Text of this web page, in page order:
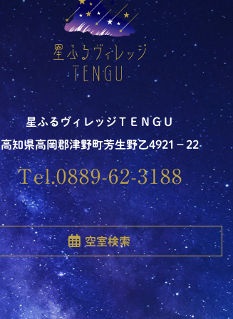
星ふるヴィレッジＴＥＮＧＵ
高知県高岡郡津野町芳生野乙4921－22
Tel.0889-62-3188
空室検索